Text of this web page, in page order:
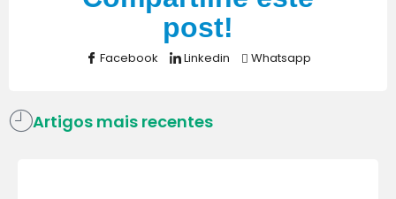
post!
Facebook Linkedin Whatsapp
Artigos mais recentes